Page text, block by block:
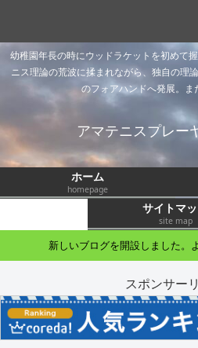
幼稚園年長の時にウッドラケットを初めて
ニス理論の荒波に揉まれながら、独自の理
のフォアハンドへ発展。ま
アマテニスプレー
ホーム
homepage
サイトマ
site map
新しいブログを開設しました。
スポンサー